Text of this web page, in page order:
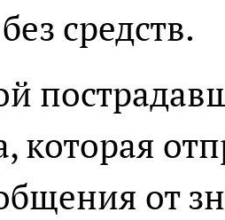
средств.
от